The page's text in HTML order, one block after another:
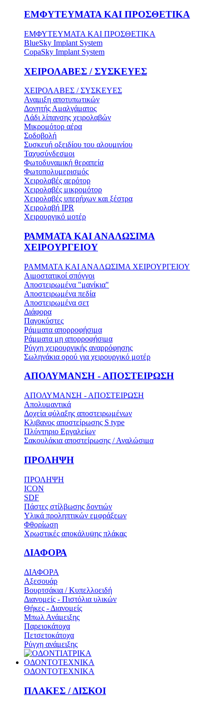
ΕΜΦΥΤΕΥΜΑΤΑ ΚΑΙ ΠΡΟΣΘΕΤΙΚΑ
ΕΜΦΥΤΕΥΜΑΤΑ ΚΑΙ ΠΡΟΣΘΕΤΙΚΑ
BlueSky Implant System
CopaSky Implant System
ΧΕΙΡΟΛΑΒΕΣ / ΣΥΣΚΕΥΕΣ
ΧΕΙΡΟΛΑΒΕΣ / ΣΥΣΚΕΥΕΣ
Αναμιξη αποτυπωτικών
Δονητής Αμαλγάματος
Λάδι λίπανσης χειρολαβών
Μικρομότορ αέρα
Σοδοβολή
Συσκευή οξειδίου του αλουμινίου
Ταχυσύνδεσμοι
Φωτοδυναμική θεραπεία
Φωτοπολυμερισμός
Χειρολαβές αερότορ
Χειρολαβές μικρομότορ
Χειρολαβές υπερήχων και ξέστρα
Χειρολαβή IPR
Χειρουργικό μοτέρ
ΡΑΜΜΑΤΑ ΚΑΙ ΑΝΑΛΩΣΙΜΑ
ΧΕΙΡΟΥΡΓΕΙΟΥ
ΡΑΜΜΑΤΑ ΚΑΙ ΑΝΑΛΩΣΙΜΑ ΧΕΙΡΟΥΡΓΕΙΟΥ
Αιμοστατικοί σπόγγοι
Αποστειρωμένα "μανίκια"
Αποστειρωμένα πεδία
Αποστειρωμένα σετ
Διάφορα
Παγοκύστες
Ράμματα απορροφήσιμα
Ράμματα μη απορροφήσιμα
Ρύγχη χειρουργικής αναρρόφησης
Σωληνάκια ορού για χειρουργικό μοτέρ
ΑΠΟΛΥΜΑΝΣΗ - ΑΠΟΣΤΕΙΡΩΣΗ
ΑΠΟΛΥΜΑΝΣΗ - ΑΠΟΣΤΕΙΡΩΣΗ
Απολυμαντικά
Δοχεία φύλαξης αποστειρωμένων
Κλιβανος αποστείρωσης S type
Πλύντηριο Εργαλείων
Σακουλάκια αποστείρωσης / Αναλώσιμα
ΠΡΟΛΗΨΗ
ΠΡΟΛΗΨΗ
ICON
SDF
Πάστες στίλβωσης δοντιών
Υλικά προληπτικών εμφράξεων
Φθορίωση
Χρωστικές αποκάλυψης πλάκας
ΔΙΑΦΟΡΑ
ΔΙΑΦΟΡΑ
Αξεσουάρ
Βουρτσάκια / Κυπελλοειδή
Διανομείς - Πιστόλια υλικών
Θήκες - Διανομείς
Μπωλ Ανάμειξης
Παρειοκάτοχα
Πετσετοκάτοχα
Ρύγχη ανάμειξης
ΟΔΟΝΤΟΤΕΧΝΙΚΑ
ΟΔΟΝΤΟΤΕΧΝΙΚΑ
ΠΛΑΚΕΣ / ΔΙΣΚΟΙ